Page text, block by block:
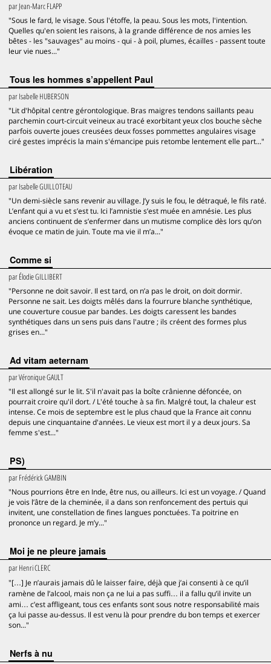
parJean-Marc FLAPP
"Sous le fard, le visage. Sous l'étoffe, la peau. Sous les mots, l'intention.
Quelles qu'en soient les raisons, à la grande différence de nos amies les
bêtes - les "sauvages" au moins - qui - à poil, plumes, écailles - passent toute
leur vie nues..."
Tous les hommes s’appellent Paul
parIsabelle HUBERSON
"Lit d'hôpital centre gérontologique. Bras maigres tendons saillants peau
parchemin court-circuit veineux au tracé exorbitant yeux clos bouche sèche
parfois ouverte joues creusées deux fosses pommettes angulaires visage
ciré gestes imprécis la main s'émancipe puis retombe lentement elle part..."
Libération
parIsabelle GUILLOTEAU
"Un demi-siècle sans revenir au village. J’y suis le fou, le détraqué, le fils raté.
L’enfant qui a vu et s’est tu. Ici l’amnistie s’est muée en amnésie. Les plus
anciens continuent de s’enfermer dans un mutisme complice dès lors qu’on
évoque ce matin de juin. Toute ma vie il m’a..."
Comme si
parÉlodie GILLIBERT
"Personne ne doit savoir. Il est tard, on n’a pas le droit, on doit dormir.
Personne ne sait. Les doigts mêlés dans la fourrure blanche synthétique,
une couverture cousue par bandes. Les doigts caressent les bandes
synthétiques dans un sens puis dans l'autre ; ils créent des formes plus
grises en..."
Ad vitam aeternam
parVéronique GAULT
"Il est allongé sur le lit. S'il n'avait pas la boîte crânienne défoncée, on
pourrait croire qu'il dort. / L'été touche à sa fin. Malgré tout, la chaleur est
intense. Ce mois de septembre est le plus chaud que la France ait connu
depuis une cinquantaine d'années. Le vieux est mort il y a deux jours. Sa
femme s'est..."
PS)
parFrédérick GAMBIN
"Nous pourrions être en Inde, être nus, ou ailleurs. Ici est un voyage. / Quand
je vois l’âtre de la cheminée, il a dans son renfoncement des pertuis qui
invitent, une constellation de fines langues ponctuées. Ta poitrine en
prononce un regard. Je m’y..."
Moi je ne pleure jamais
parHenri CLERC
"[…] Je n’aurais jamais dû le laisser faire, déjà que j’ai consenti à ce qu’il
ramène de l’alcool, mais non ça ne lui a pas suffi… il a fallu qu’il invite un
ami… c’est affligeant, tous ces enfants sont sous notre responsabilité mais
ça lui passe au-dessus. Il est venu là pour prendre du bon temps et exercer
son..."
Nerfs à nu